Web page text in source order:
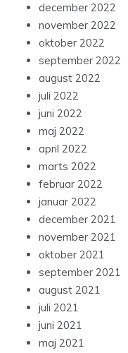
december 2022
november 2022
oktober 2022
september 2022
august 2022
juli 2022
juni 2022
maj 2022
april 2022
marts 2022
februar 2022
januar 2022
december 2021
november 2021
oktober 2021
september 2021
august 2021
juli 2021
juni 2021
maj 2021